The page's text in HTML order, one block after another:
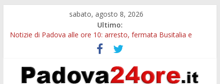
sabato, agosto 8, 2026
Ultimo:
Notizie di Padova alle ore 10: arresto, fermata Busitalia e
Notizie di Padova alle ore 23: maltrattamenti, arresto a
Limena e progetto Cool Shop
Bando sicurezza urbana Veneto: 650mila euro per Comuni e